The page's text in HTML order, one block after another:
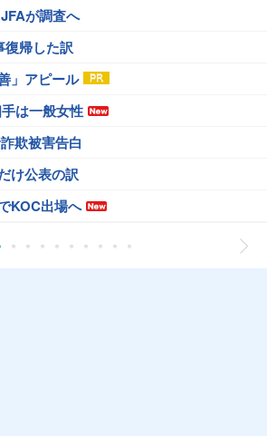
が調査へ
復帰した訳
」アピール
は一般女性
欺被害告白
け公表の訳
KOC出場へ